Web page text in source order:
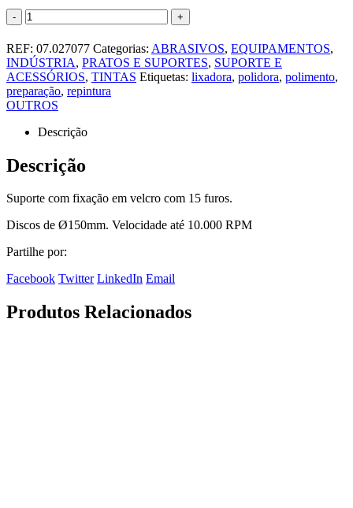
- +
REF: 07.027077 Categorias: ABRASIVOS, EQUIPAMENTOS,
INDÚSTRIA, PRATOS E SUPORTES, SUPORTE E
ACESSÓRIOS, TINTAS Etiquetas: lixadora, polidora, polimento,
preparação, repintura
OUTROS
Descrição
Descrição
Suporte com fixação em velcro com 15 furos.
Discos de Ø150mm. Velocidade até 10.000 RPM
Partilhe por:
Facebook Twitter LinkedIn Email
Produtos Relacionados